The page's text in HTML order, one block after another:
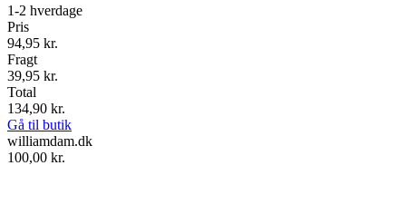
1-2 hverdage
Pris
94,95 kr.
Fragt
39,95 kr.
Total
134,90 kr.
Gå til butik
williamdam.dk
100,00 kr.